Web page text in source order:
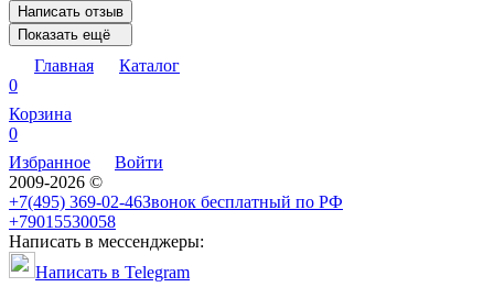
Написать отзыв
Показать ещё
Главная
Каталог
0
Корзина
0
Избранное
Войти
2009-2026 ©
+7(495) 369-02-46Звонок бесплатный по РФ
+79015530058
Написать в мессенджеры:
Написать в Telegram